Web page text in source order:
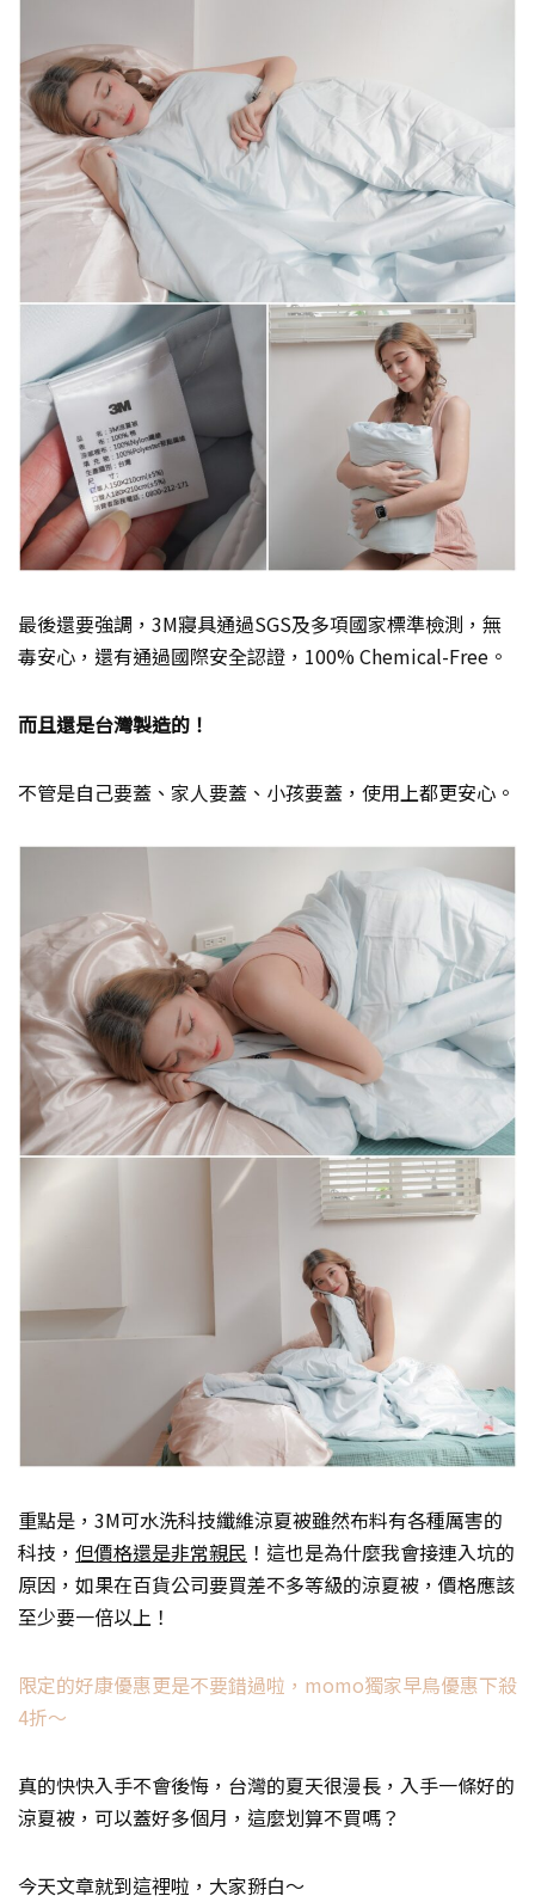
最後還要強調，3M寢具通過SGS及多項國家標準檢測，無
毒安心，還有通過國際安全認證，100% Chemical-Free。
而且還是台灣製造的！
不管是自己要蓋、家人要蓋、小孩要蓋，使用上都更安心。
重點是，3M可水洗科技纖維涼夏被雖然布料有各種厲害的
科技， 但價格還是非常親民 ！這也是為什麼我會接連入坑的
原因，如果在百貨公司要買差不多等級的涼夏被，價格應該
至少要一倍以上！
限定的好康優惠更是不要錯過啦，momo獨家早鳥優惠下殺
4折～
真的快快入手不會後悔，台灣的夏天很漫長，入手一條好的
涼夏被，可以蓋好多個月，這麼划算不買嗎？
今天文章就到這裡啦，大家掰白～